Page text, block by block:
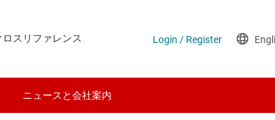
ロスリファレンス
ニュースと会社案内